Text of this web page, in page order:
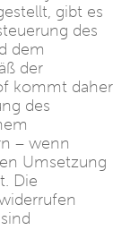
gibt es
des
dem
der
kommt daher
des
– wenn
Umsetzung
Die